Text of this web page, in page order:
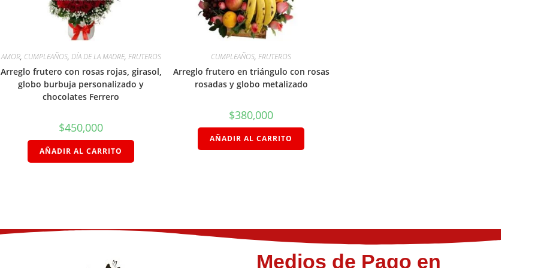
AMOR, CUMPLEAÑOS, DÍA DE LA MADRE, FRUTEROS
Arreglo frutero con rosas rojas, girasol,
globo burbuja personalizado y
chocolates Ferrero
$450,000
AÑADIR AL CARRITO
CUMPLEAÑOS,FRUTEROS
Arreglo frutero en triángulo con rosas
rosadas y globo metalizado
$380,000
AÑADIR AL CARRITO
Medios de Pago en